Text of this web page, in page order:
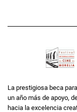
La prestigiosa beca
un año más de apoyo,
hacia la excelencia